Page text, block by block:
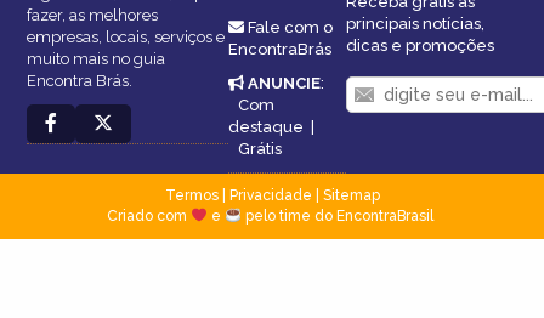
fazer, as melhores
empresas, locais, serviços e
muito mais no guia
Encontra Brás.
Fale com o
EncontraBrás
ANUNCIE:
Com
destaque
Grátis
principais notícias,
dicas e promoções
Termos| Privacidade
Sitemap
Criado com
e pelo time do EncontraBrasil